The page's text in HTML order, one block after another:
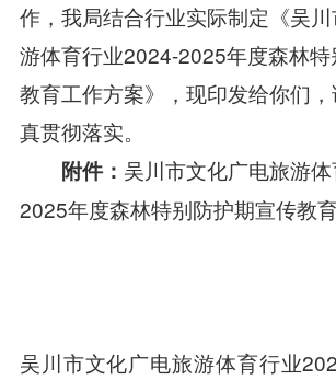
作，我局结合行业实际制定《吴
游体育行业2024-2025年度森林
教育工作方案》，现印发给你们
真贯彻落实。
附件： 吴川市文化广电旅游
2025年度森林特别防护期宣传教
吴川市文化广电旅游体育行业